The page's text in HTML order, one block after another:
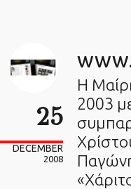
25
DECEMBER
2008
Η
2003